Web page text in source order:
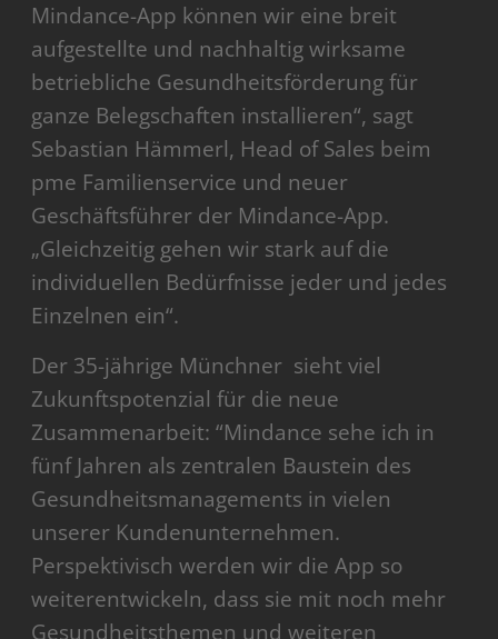
Mindance-App können wir eine breit
aufgestellte und nachhaltig wirksame
betriebliche Gesundheitsförderung für
ganze Belegschaften installieren“, sagt
Sebastian Hämmerl, Head of Sales beim
pme Familienservice und neuer
Geschäftsführer der Mindance-App.
„Gleichzeitig gehen wir stark auf die
individuellen Bedürfnisse jeder und jedes
Einzelnen ein“.
Der 35-jährige Münchner sieht viel
Zukunftspotenzial für die neue
Zusammenarbeit: “Mindance sehe ich in
fünf Jahren als zentralen Baustein des
Gesundheitsmanagements in vielen
unserer Kundenunternehmen.
Perspektivisch werden wir die App so
weiterentwickeln, dass sie mit noch mehr
Gesundheitsthemen und weiteren